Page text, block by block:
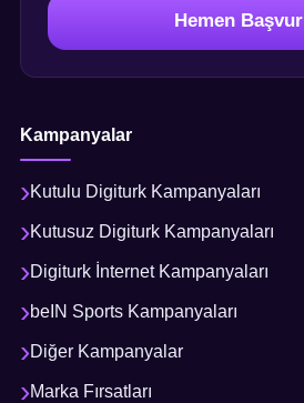
Hemen Başvur
Kampanyalar
Kutulu Digiturk Kampanyaları
Kutusuz Digiturk Kampanyaları
Digiturk İnternet Kampanyaları
beIN Sports Kampanyaları
Diğer Kampanyalar
Marka Fırsatları